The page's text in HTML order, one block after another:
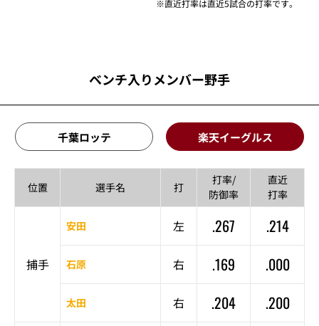
※直近打率は直近5試合の打率です。
ベンチ入りメンバー野手
千葉ロッテ 楽天イーグルス
位置 選手名 打
打率/
防御率
直近
打率
捕手
安田 左 .267 .214
石原 右 .169 .000
太田 右 .204 .200